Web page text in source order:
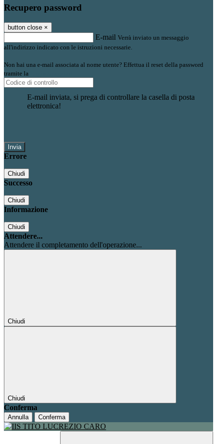
Recupero password
button close ×
E-mail Verrà inviato un messaggio
all'indirizzo indicato con le istruzioni necessarie.
Non hai una e-mail associata al nome utente? Effettua il reset della password
tramite la
E-mail inviata, si prega di controllare la casella di posta
elettronica!
Errore
Chiudi
Successo
Chiudi
Informazione
Chiudi
Attendere...
Attendere il completamento dell'operazione...
Chiudi
Chiudi
Conferma
Annulla Conferma